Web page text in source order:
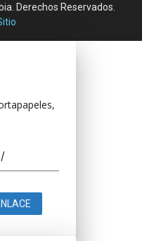
Derechos Reservados.